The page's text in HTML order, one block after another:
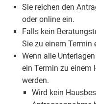
Sie reichen den
oder online ein.
Falls kein
Sie zu einem Termin
Wenn alle
ein Termin zu einem
werden.
Wird kein